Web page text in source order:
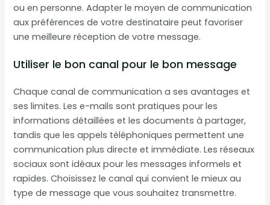
ou en personne. Adapter le moyen de communication
aux préférences de votre destinataire peut favoriser
une meilleure réception de votre message.
Utiliser le bon canal pour le bon message
Chaque canal de communication a ses avantages et
ses limites. Les e-mails sont pratiques pour les
informations détaillées et les documents à partager,
tandis que les appels téléphoniques permettent une
communication plus directe et immédiate. Les réseaux
sociaux sont idéaux pour les messages informels et
rapides. Choisissez le canal qui convient le mieux au
type de message que vous souhaitez transmettre.